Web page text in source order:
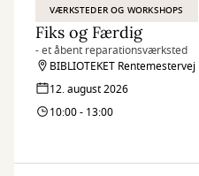
VÆRKSTEDER OG WORKSHOPS
Fiks og Færdig
- et åbent reparationsværksted
BIBLIOTEKET Rentemestervej
12. august 2026
10:00 - 13:00